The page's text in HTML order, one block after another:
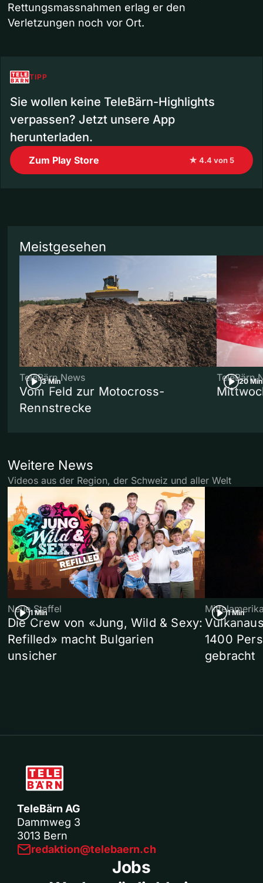
Rettungsmassnahmen erlag er den
Verletzungen noch vor Ort.
TIPP
Sie wollen keine TeleBärn-Highlights
verpassen? Jetzt unsere App
herunterladen.
Zum Play Store ★ 4.4 von 5
Meistgesehen
3 Min
TeleBärn News
Vom Feld zur Motocross-
Rennstrecke
20 Min
TeleBärn
Weitere News
Videos aus der Region, der Schweiz und aller Welt
1 Min
Neue Staffel
Die Crew von «Jung, Wild & Sexy:
Refilled» macht Bulgarien
unsicher
1 Min
1400
gebracht
TeleBärn AG
Dammweg 3
3013 Bern
redaktion@telebaern.ch
Jobs